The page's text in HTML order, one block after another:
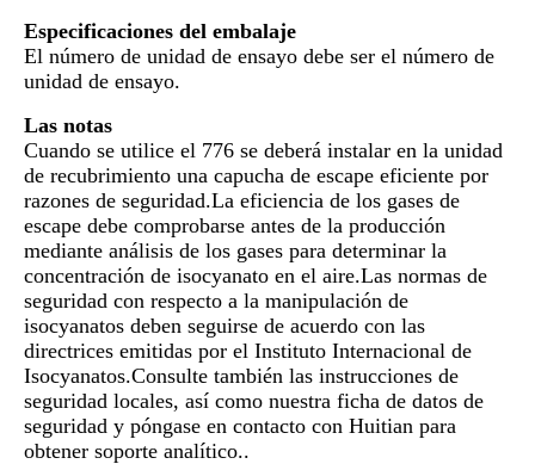
Especificaciones del embalaje
El número de unidad de ensayo debe ser el número de
unidad de ensayo.
Las notas
Cuando se utilice el 776 se deberá instalar en la unidad
de recubrimiento una capucha de escape eficiente por
razones de seguridad.La eficiencia de los gases de
escape debe comprobarse antes de la producción
mediante análisis de los gases para determinar la
concentración de isocyanato en el aire.Las normas de
seguridad con respecto a la manipulación de
isocyanatos deben seguirse de acuerdo con las
directrices emitidas por el Instituto Internacional de
Isocyanatos.Consulte también las instrucciones de
seguridad locales, así como nuestra ficha de datos de
seguridad y póngase en contacto con Huitian para
obtener soporte analítico..